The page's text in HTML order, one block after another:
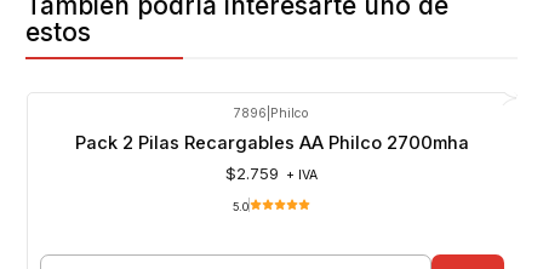
estos
7896 Philco
Pack 2 Pilas Recargables AA Philco 2700mha
$2.759 + IVA
5.0